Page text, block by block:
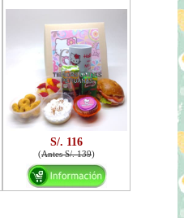
S/. 116
(Antes S/. 139)